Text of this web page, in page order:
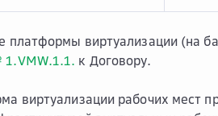
платформы виртуализации (на
к Договору.
виртуализации рабочих мест